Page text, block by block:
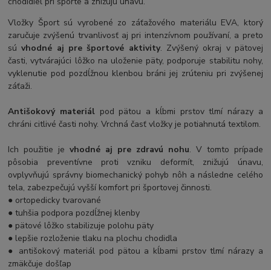
Vložky Šport sú vyrobené zo záťažového materiálu EVA, ktorý
zaručuje zvýšenú trvanlivosť aj pri intenzívnom používaní, a preto
súvhodné aj pre športové aktivity. Zvýšený okraj v pätovej
časti, vytvárajúci lôžko na uloženie päty, podporuje stabilitu nohy,
vyklenutie pod pozdĺžnou klenbou bráni jej zrúteniu pri zvýšenej
záťaži.
Antišokový materiálpod pätou a kĺbmi prstov tlmí nárazy a
chráni citlivé časti nohy. Vrchná časť vložky je potiahnutá textilom.
Ich použitie jevhodné aj pre zdravú nohu. V tomto prípade
pôsobia preventívne proti vzniku deformít, znižujú únavu,
ovplyvňujú správny biomechanický pohyb nôh a následne celého
tela, zabezpečujú vyšší komfort pri športovej činnosti.
● ortopedicky tvarované
● tuhšia podpora pozdĺžnej klenby
● pätové lôžko stabilizuje polohu päty
● lepšie rozloženie tlaku na plochu chodidla
● antišokový materiál pod pätou a kĺbami prstov tlmí nárazy a
zmäkčuje došľap